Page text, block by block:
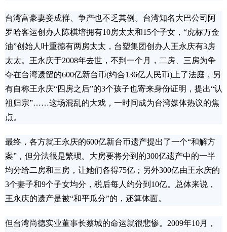
台湾富豪妻妾成群、争产也不乏其例。台湾知名大巴公司阿
罗哈客运创办人陈棋培拥有10房太太和15个子女，“虎标万金
油”创始人叶重德有两房太太，台塑集团创办人王永庆有3房
太太。王永庆于2008年去世，不到一个月，二房、三房为争
夺在台湾遗留的600亿新台币(约合136亿人民币)上了法庭，另
有自称王永庆“四房之后”的3个孩子也寄来身份证明，提出“认
祖归宗”……这场混乱的大戏，一时间成为台湾媒体热议的焦
点。
最终，各方就王永庆的600亿新台币遗产提出了一个“和解方
案”，但分法很是繁琐。大房要将分到的300亿遗产中的一半
均分给二房和三房，让她们各得75亿；另外300亿由王永庆的
3个妻子和9个子女均分，税后每人约分到10亿。总体来说，
王永庆的遗产是被“和平瓜分”的，还算体面。
但台湾尚德实业董事长蔡城的命运就很悲惨。2009年10月，